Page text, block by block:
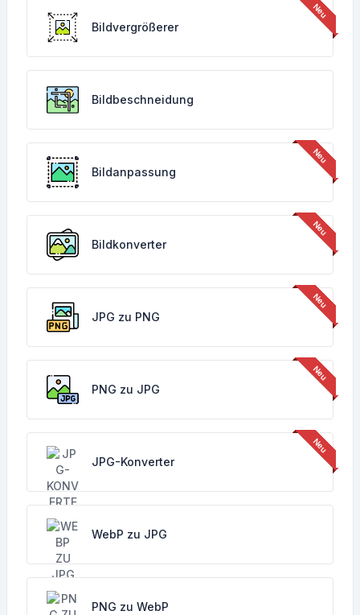
Bildvergrößerer
Bildbeschneidung
Bildanpassung
Bildkonverter
JPG zu PNG
PNG zu JPG
JPG-Konverter
WebP zu JPG
PNG zu WebP